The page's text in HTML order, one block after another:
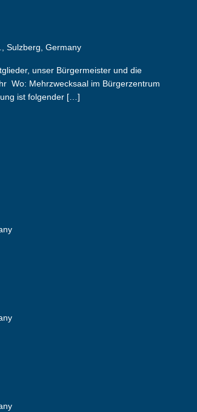
Sulzberg, Germany
unser Bürgermeister und die
Wo: Mehrzwecksaal im Bürgerzentrum
ist folgender […]